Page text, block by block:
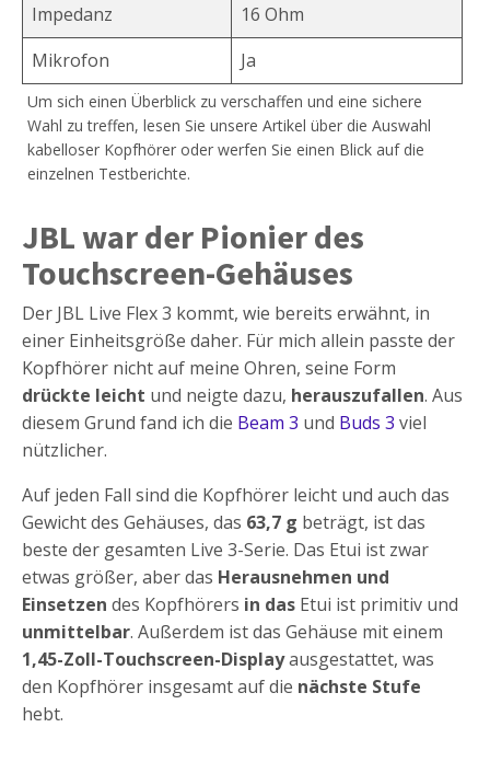
Impedanz
16 Ohm
Mikrofon
Ja
Um sich einen Überblick zu verschaffen und eine sichere
Wahl zu treffen, lesen Sie unsere Artikel über die Auswahl
kabelloser Kopfhörer oder werfen Sie einen Blick auf die
einzelnen Testberichte.
JBL war der Pionier des
Touchscreen-Gehäuses
Der JBL Live Flex 3 kommt, wie bereits erwähnt, in
einer Einheitsgröße daher. Für mich allein passte der
Kopfhörer nicht auf meine Ohren, seine Form
drückte leicht und neigte dazu, herauszufallen. Aus
diesem Grund fand ich die Beam 3 und Buds 3 viel
nützlicher.
Auf jeden Fall sind die Kopfhörer leicht und auch das
Gewicht des Gehäuses, das 63,7 g beträgt, ist das
beste der gesamten Live 3-Serie. Das Etui ist zwar
etwas größer, aber das Herausnehmen und
Einsetzen des Kopfhörers in das Etui ist primitiv und
unmittelbar. Außerdem ist das Gehäuse mit einem
1,45-Zoll-Touchscreen-Displayausgestattet, was
den Kopfhörer insgesamt auf die nächste Stufe
hebt.